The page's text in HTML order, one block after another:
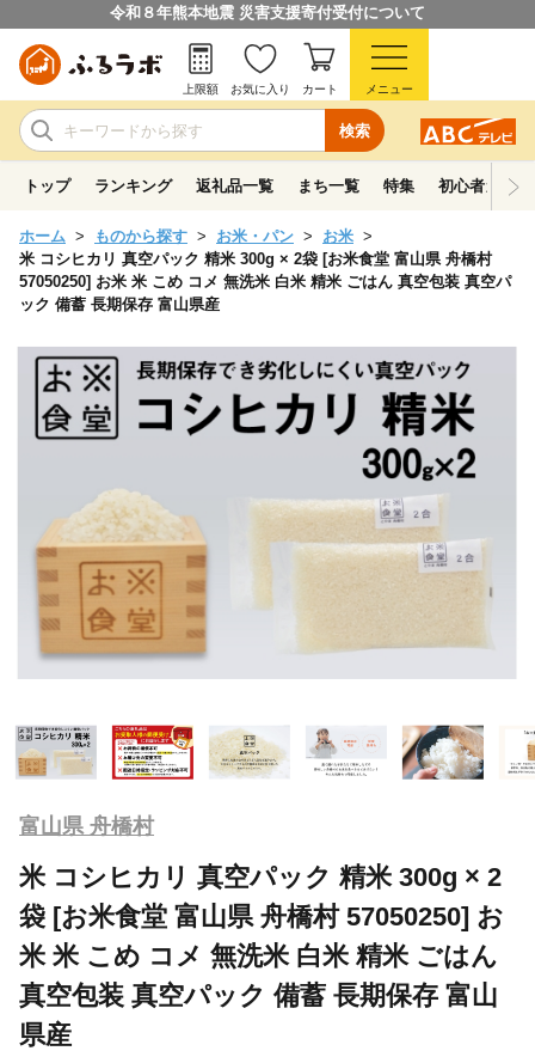
令和８年熊本地震 災害支援寄付受付について
検索
上限額 お気に入り カート メニュー
トップ ランキング 返礼品一覧 まち一覧 特集 初心者ガイド
ホーム ものから探す お米・パン
お米
米 コシヒカリ 真空パック 精米 300g × 2袋 [お米食堂 富山県 舟橋村
57050250] お米 米 こめ コメ 無洗米 白米 精米 ごはん 真空包装 真空パ
ック 備蓄 長期保存 富山県産
富山県 舟橋村
米 コシヒカリ 真空パック 精米 300g × 2
袋 [お米食堂 富山県 舟橋村 57050250] お
米 米 こめ コメ 無洗米 白米 精米 ごはん
真空包装 真空パック 備蓄 長期保存 富山
県産